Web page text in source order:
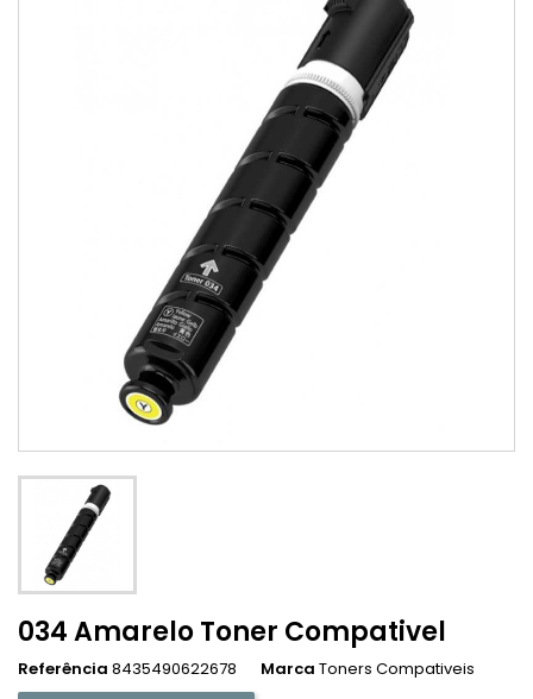
034 Amarelo Toner Compativel
Referência 8435490622678 Marca Toners Compativeis